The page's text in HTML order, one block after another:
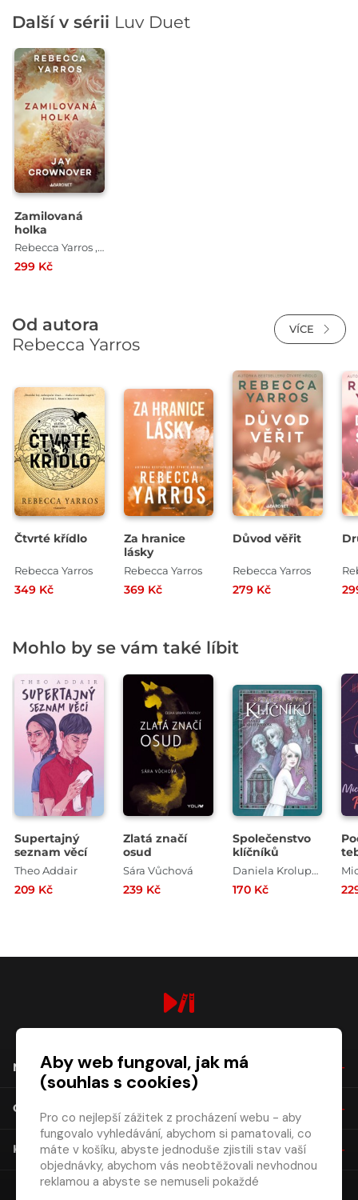
Další v sérii Luv Duet
Zamilovaná
holka
Rebecca Yarros , Jay Crownover
299 Kč
Od autora
Rebecca Yarros
VÍCE
Čtvrté křídlo
Rebecca Yarros
349 Kč
Za hranice
lásky
Rebecca Yarros
369 Kč
Důvod věřit
Rebecca Yarros
279 Kč
Mohlo by se vám také líbit
Supertajný
seznam věcí
Theo Addair
209 Kč
Zlatá značí
osud
Sára Vůchová
239 Kč
Společenstvo
klíčníků
Daniela Krolupperová
170 Kč
NÁKUP
O SPOLEČNOSTI
KONTAKT
Aby web fungoval, jak má
(souhlas s cookies)
Pro co nejlepší zážitek z procházení webu - aby
fungovalo vyhledávání, abychom si pamatovali, co
máte v košíku, abyste jednoduše zjistili stav vaší
objednávky, abychom vás neobtěžovali nevhodnou
reklamou a abyste se nemuseli pokaždé